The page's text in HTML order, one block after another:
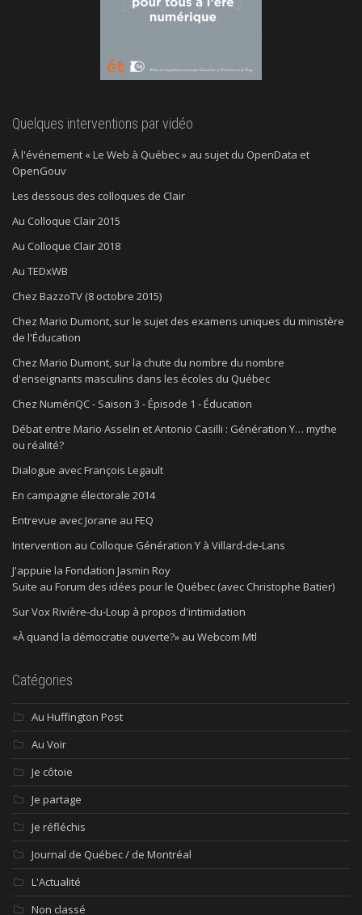
Quelques interventions par vidéo
À l'événement « Le Web à Québec » au sujet du OpenData et
OpenGouv
Les dessous des colloques de Clair
Au Colloque Clair 2015
Au Colloque Clair 2018
Au TEDxWB
Chez BazzoTV (8 octobre 2015)
Chez Mario Dumont, sur le sujet des examens uniques du ministère
de l'Éducation
Chez Mario Dumont, sur la chute du nombre du nombre
d'enseignants masculins dans les écoles du Québec
Chez NumériQC - Saison 3 - Épisode 1 - Éducation
Débat entre Mario Asselin et Antonio Casilli : Génération Y… mythe
ou réalité?
Dialogue avec François Legault
En campagne électorale 2014
Entrevue avec Jorane au FEQ
Intervention au Colloque Génération Y à Villard-de-Lans
J'appuie la Fondation Jasmin Roy
Suite au Forum des idées pour le Québec (avec Christophe Batier)
Sur Vox Rivière-du-Loup à propos d'intimidation
«À quand la démocratie ouverte?» au Webcom Mtl
Catégories
Au Huffington Post
Au Voir
Je côtoie
Je partage
Je réfléchis
Journal de Québec / de Montréal
L'Actualité
Non classé